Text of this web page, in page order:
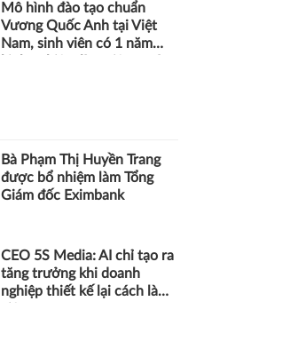
Mô hình đào tạo chuẩn
Vương Quốc Anh tại Việt
Nam, sinh viên có 1 năm
Bà Phạm Thị Huyền Trang
được bổ nhiệm làm Tổng
Giám đốc Eximbank
CEO 5S Media: AI chỉ tạo ra
tăng trưởng khi doanh
nghiệp thiết kế lại cách làm